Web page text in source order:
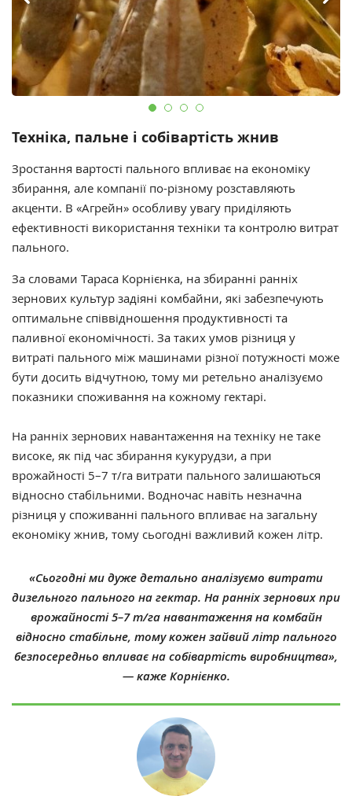
Техніка, пальне і собівартість жнив
Зростання вартості пального впливає на економіку
збирання, але компанії по-різному розставляють
акценти. В «Агрейн» особливу увагу приділяють
ефективності використання техніки та контролю витрат
пального.
За словами Тараса Корнієнка, на збиранні ранніх
зернових культур задіяні комбайни, які забезпечують
оптимальне співвідношення продуктивності та
паливної економічності. За таких умов різниця у
витраті пального між машинами різної потужності може
бути досить відчутною, тому ми ретельно аналізуємо
показники споживання на кожному гектарі.
На ранніх зернових навантаження на техніку не таке
високе, як під час збирання кукурудзи, а при
врожайності 5–7 т/га витрати пального залишаються
відносно стабільними. Водночас навіть незначна
різниця у споживанні пального впливає на загальну
економіку жнив, тому сьогодні важливий кожен літр.
«Сьогодні ми дуже детально аналізуємо витрати
дизельного пального на гектар. На ранніх зернових при
врожайності 5–7 т/га навантаження на комбайн
відносно стабільне, тому кожен зайвий літр пального
безпосередньо впливає на собівартість виробництва»,
— каже Корнієнко.